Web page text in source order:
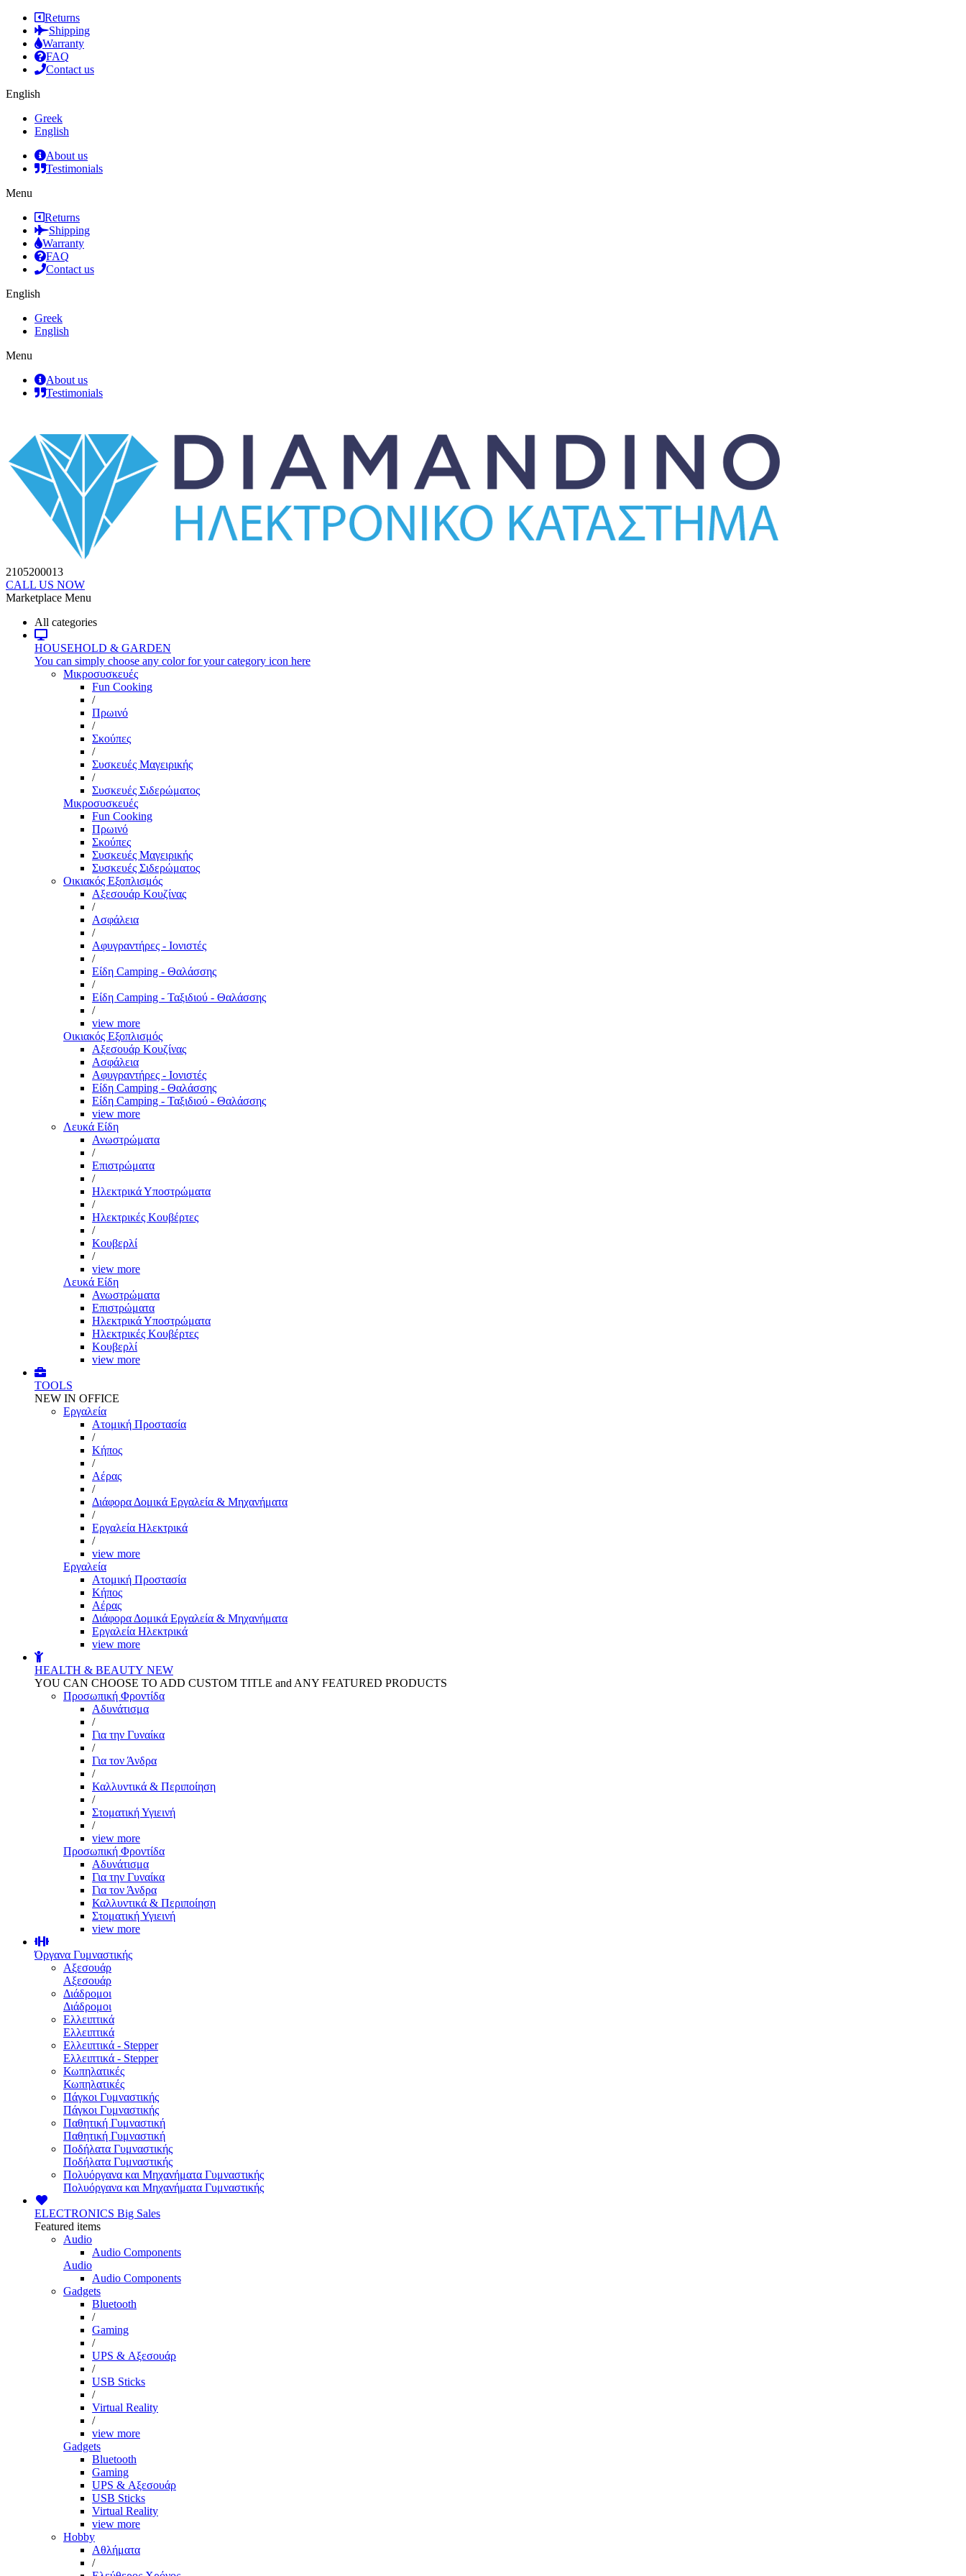
Returns
Shipping
Warranty
FAQ
Contact us
English
Greek
English
About us
Testimonials
Menu
Returns
Shipping
Warranty
FAQ
Contact us
English
Greek
English
Menu
About us
Testimonials
2105200013
CALL US NOW
Marketplace Menu
All categories
HOUSEHOLD & GARDEN
You can simply choose any color for your category icon here
Μικροσυσκευές
Fun Cooking
/
Πρωινό
/
Σκούπες
/
Συσκευές Μαγειρικής
/
Συσκευές Σιδερώματος
Μικροσυσκευές
Fun Cooking
Πρωινό
Σκούπες
Συσκευές Μαγειρικής
Συσκευές Σιδερώματος
Οικιακός Εξοπλισμός
Αξεσουάρ Κουζίνας
/
Ασφάλεια
/
Αφυγραντήρες - Ιονιστές
/
Είδη Camping - Θαλάσσης
/
Είδη Camping - Ταξιδιού - Θαλάσσης
/
view more
Οικιακός Εξοπλισμός
Αξεσουάρ Κουζίνας
Ασφάλεια
Αφυγραντήρες - Ιονιστές
Είδη Camping - Θαλάσσης
Είδη Camping - Ταξιδιού - Θαλάσσης
view more
Λευκά Είδη
Ανωστρώματα
/
Επιστρώματα
/
Ηλεκτρικά Υποστρώματα
/
Ηλεκτρικές Κουβέρτες
/
Κουβερλί
/
view more
Λευκά Είδη
Ανωστρώματα
Επιστρώματα
Ηλεκτρικά Υποστρώματα
Ηλεκτρικές Κουβέρτες
Κουβερλί
view more
TOOLS
NEW IN OFFICE
Εργαλεία
Aτομική Προστασία
/
Kήπος
/
Αέρας
/
Διάφορα Δομικά Εργαλεία & Μηχανήματα
/
Εργαλεία Ηλεκτρικά
/
view more
Εργαλεία
Aτομική Προστασία
Kήπος
Αέρας
Διάφορα Δομικά Εργαλεία & Μηχανήματα
Εργαλεία Ηλεκτρικά
view more
HEALTH & BEAUTY NEW
YOU CAN CHOOSE TO ADD CUSTOM TITLE and ANY FEATURED PRODUCTS
Προσωπική Φροντίδα
Αδυνάτισμα
/
Για την Γυναίκα
/
Για τον Άνδρα
/
Καλλυντικά & Περιποίηση
/
Στοματική Υγιεινή
/
view more
Προσωπική Φροντίδα
Αδυνάτισμα
Για την Γυναίκα
Για τον Άνδρα
Καλλυντικά & Περιποίηση
Στοματική Υγιεινή
view more
Όργανα Γυμναστικής
Αξεσουάρ
Αξεσουάρ
Διάδρομοι
Διάδρομοι
Ελλειπτικά
Ελλειπτικά
Ελλειπτικά - Stepper
Ελλειπτικά - Stepper
Κωπηλατικές
Κωπηλατικές
Πάγκοι Γυμναστικής
Πάγκοι Γυμναστικής
Παθητική Γυμναστική
Παθητική Γυμναστική
Ποδήλατα Γυμναστικής
Ποδήλατα Γυμναστικής
Πολυόργανα και Μηχανήματα Γυμναστικής
Πολυόργανα και Μηχανήματα Γυμναστικής
ELECTRONICS Big Sales
Featured items
Audio
Audio Components
Audio
Audio Components
Gadgets
Bluetooth
/
Gaming
/
UPS & Αξεσουάρ
/
USB Sticks
/
Virtual Reality
/
view more
Gadgets
Bluetooth
Gaming
UPS & Αξεσουάρ
USB Sticks
Virtual Reality
view more
Hobby
Αθλήματα
/